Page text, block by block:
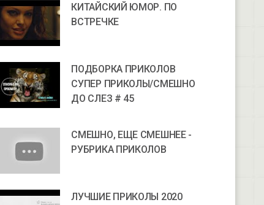
КИТАЙСКИЙ ЮМОР. ПО
ВСТРЕЧКЕ
ПОДБОРКА ПРИКОЛОВ
СУПЕР ПРИКОЛЫ/СМЕШНО
ДО СЛЕЗ # 45
СМЕШНО, ЕЩЕ СМЕШНЕЕ -
РУБРИКА ПРИКОЛОВ
ЛУЧШИЕ ПРИКОЛЫ 2020